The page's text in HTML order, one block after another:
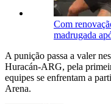
Com
madrugada
A punição passa a valer
Huracán-ARG, pela
equipes se enfrentam a
Arena.